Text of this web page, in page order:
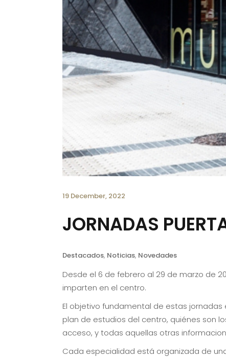
19 December, 2022
JORNADAS
Destacados, Noticias, Novedades
Desde el 6 de febrero al 29 de marzo de
imparten en el centro.
El objetivo fundamental de estas
plan de estudios del centro, quiénes son
acceso, y todas aquellas otras
Cada especialidad está organizada de